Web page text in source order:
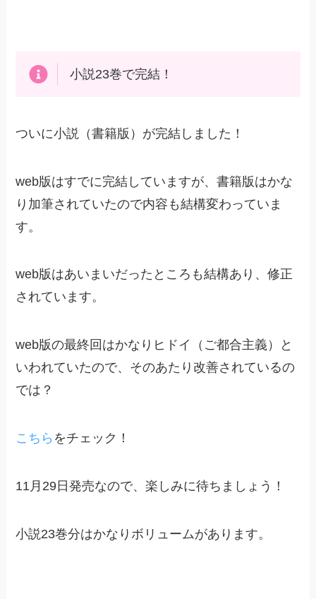
小説23巻で完結！
ついに小説（書籍版）が完結しました！
web版はすでに完結していますが、書籍版はかな
り加筆されていたので内容も結構変わっていま
す。
web版はあいまいだったところも結構あり、修正
されています。
web版の最終回はかなりヒドイ（ご都合主義）と
いわれていたので、そのあたり改善されているの
では？
こちら をチェック！
11月29日発売なので、楽しみに待ちましょう！
小説23巻分はかなりボリュームがあります。